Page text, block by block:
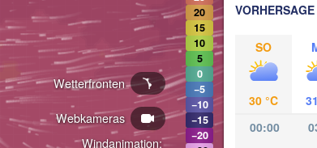
VORHERSAGE
SO
30 °C
00:00
Windanimation:
Webkameras
Wetterfronten
Managua
20
15
10
5
0
−5
−10
−15
−20